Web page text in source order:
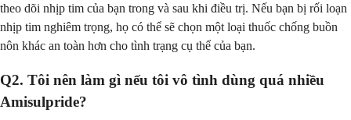
theo dõi nhịp tim của bạn trong và sau khi điều trị. Nếu bạn bị rối loạn
nhịp tim nghiêm trọng, họ có thể sẽ chọn một loại thuốc chống buồn
nôn khác an toàn hơn cho tình trạng cụ thể của bạn.
Q2. Tôi nên làm gì nếu tôi vô tình dùng quá nhiều
Amisulpride?